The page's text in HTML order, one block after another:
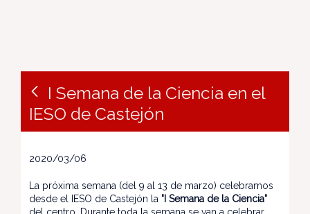
I Semana de la Ciencia en el
IESO de Castejón
2020/03/06
La próxima semana (del 9 al 13 de marzo) celebramos
desde el IESO de Castejón la "I Semana de la Ciencia"